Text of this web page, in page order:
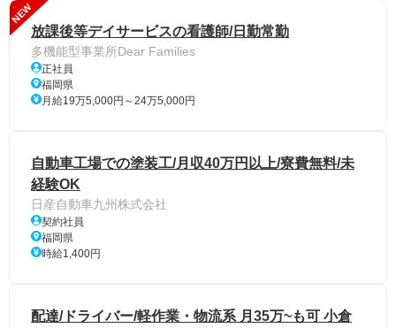
NEW
放課後等デイサービスの看護師/日勤常勤
多機能型事業所Dear Families
正社員
福岡県
月給19万5,000円～24万5,000円
自動車工場での塗装工/月収40万円以上/寮費無料/未
経験OK
日産自動車九州株式会社
契約社員
福岡県
時給1,400円
配達/ドライバー/軽作業・物流系 月35万~も可 小倉